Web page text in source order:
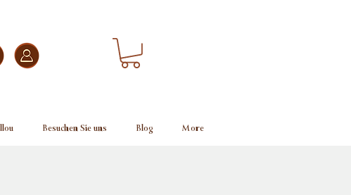
Besuchen Sie uns Blog More